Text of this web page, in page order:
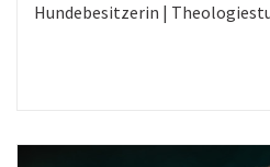
Hundebesitzerin |